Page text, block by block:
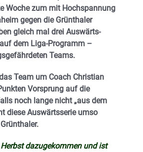
Woche zum mit Hochspannung
gegen die Grünthaler
gleich mal drei Auswärts-
dem Liga-Programm –
Teams.
Team um Coach Christian
Vorsprung auf die
noch lange nicht „aus dem
diese Auswärtsserie umso
dazugekommen und ist